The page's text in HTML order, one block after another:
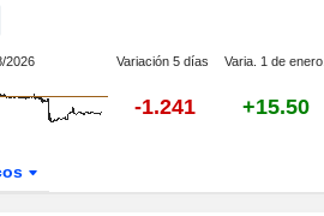
2026 Variación 5 días Varia. 1 de enero.
-1.241 +15.50